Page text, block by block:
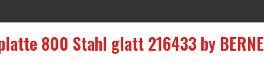
800 Stahl glatt 216433 by